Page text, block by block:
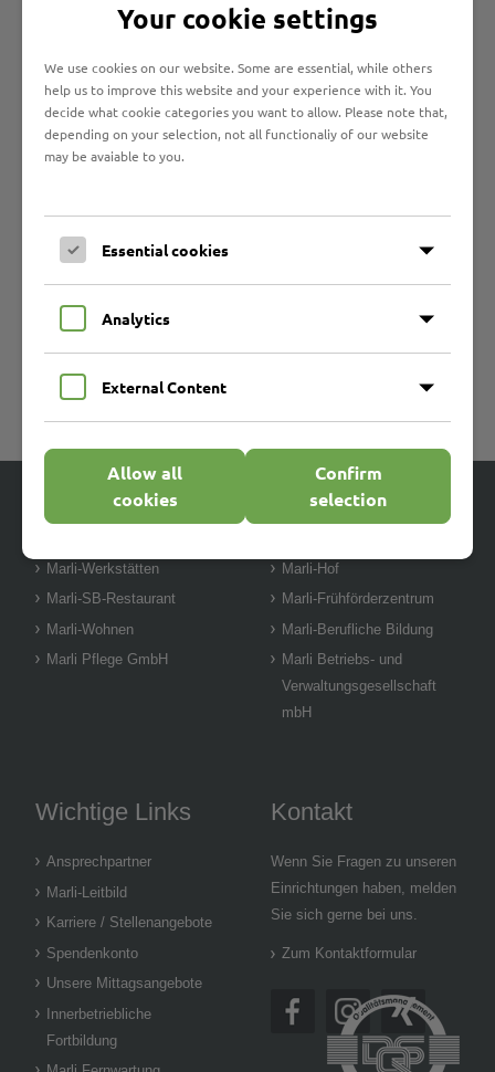
Angebote
Marli-Werkstätten
Marli-Hof
Marli-SB-Restaurant
Marli-Frühförderzentrum
Marli-Wohnen
Marli-Berufliche Bildung
Marli Pflege GmbH
Marli Betriebs- und
Verwaltungsgesellschaft
mbH
Wichtige Links
Ansprechpartner
Marli-Leitbild
Karriere / Stellenangebote
Spendenkonto
Unsere Mittagsangebote
Innerbetriebliche
Fortbildung
Kontakt
Wenn Sie Fragen zu unseren
Einrichtungen haben, melden
Sie sich gerne bei uns.
Zum Kontaktformular
Your cookie settings
We use cookies on our website. Some are essential, while others
help us to improve this website and your experience with it. You
decide what cookie categories you want to allow. Please note that,
depending on your selection, not all functionaliy of our website
may be avaiable to you.
Essential cookies
Analytics
External Content
Allow all
cookies
Confirm
selection